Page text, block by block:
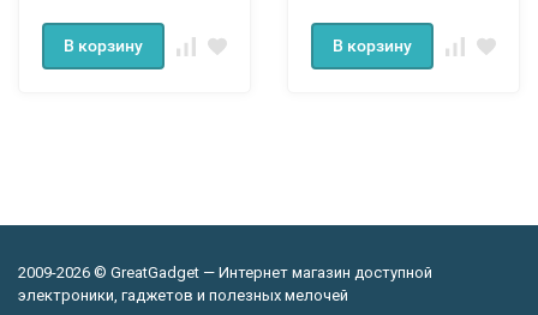
В корзину В корзину
2009-2026 © GreatGadget — Интернет магазин доступной
электроники, гаджетов и полезных мелочей